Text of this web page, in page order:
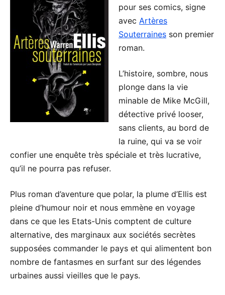
pour ses comics, signe
avec Artères
Souterraines son premier
roman.
L’histoire, sombre, nous
plonge dans la vie
minable de Mike McGill,
détective privé looser,
sans clients, au bord de
la ruine, qui va se voir
confier une enquête très spéciale et très lucrative,
qu’il ne pourra pas refuser.
Plus roman d’aventure que polar, la plume d’Ellis est
pleine d’humour noir et nous emmène en voyage
dans ce que les Etats-Unis comptent de culture
alternative, des marginaux aux sociétés secrètes
supposées commander le pays et qui alimentent bon
nombre de fantasmes en surfant sur des légendes
urbaines aussi vieilles que le pays.